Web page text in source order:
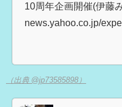
10周年企画開催(伊藤
news.yahoo.co.jp/
（出典 @jp73585898）